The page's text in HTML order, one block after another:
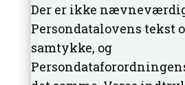
Der er ikke
Persondatalovens tekst
samtykke, og